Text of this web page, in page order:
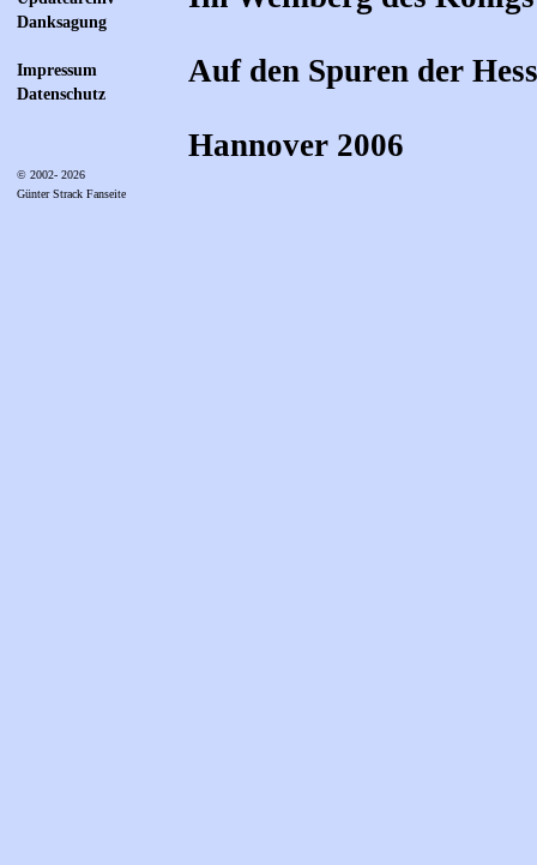
Danksagung
Impressum
Datenschutz
© 2002- 2026
Günter Strack Fanseite
Auf den Spuren der
Hannover 2006